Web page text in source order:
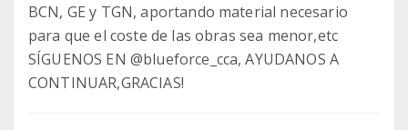
BCN, GE y TGN, aportando material necesario
para que el coste de las obras sea menor,etc
SÍGUENOS EN @blueforce_cca, AYUDANOS A
CONTINUAR,GRACIAS!